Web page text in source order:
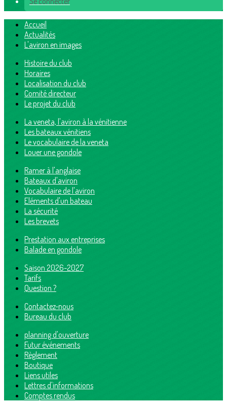
Accueil
Actualités
L'aviron en images
Histoire du club
Horaires
Localisation du club
Comité directeur
Le projet du club
La veneta, l'aviron à la vénitienne
Les bateaux vénitiens
Le vocabulaire de la veneta
Louer une gondole
Ramer à l'anglaise
Bateaux d'aviron
Vocabulaire de l'aviron
Eléments d'un bateau
La sécurité
Les brevets
Prestation aux entreprises
Balade en gondole
Saison 2026-2027
Tarifs
Question ?
Contactez-nous
Bureau du club
planning d'ouverture
Futur événements
Règlement
Boutique
Liens utiles
Lettres d'informations
Comptes rendus